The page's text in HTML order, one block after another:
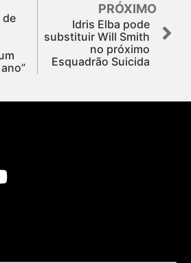
de
PRÓXIMO
Idris Elba pode
substituir Will Smith
no próximo
Esquadrão Suicida